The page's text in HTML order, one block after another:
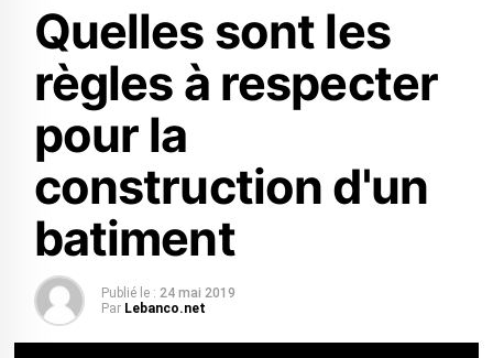
Quelles sont les
règles à respecter
pour la
construction d'un
batiment
Publié le : 24 mai 2019
Par Lebanco.net